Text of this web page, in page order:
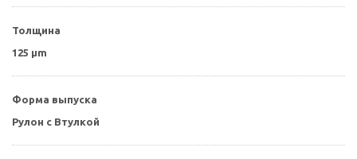
Толщина
125 µm
Форма выпуска
Рулон с Втулкой